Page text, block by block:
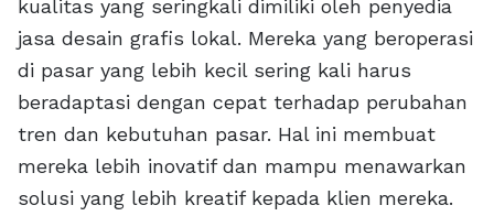
kualitas yang seringkali dimiliki oleh penyedia
jasa desain grafis lokal. Mereka yang beroperasi
di pasar yang lebih kecil sering kali harus
beradaptasi dengan cepat terhadap perubahan
tren dan kebutuhan pasar. Hal ini membuat
mereka lebih inovatif dan mampu menawarkan
solusi yang lebih kreatif kepada klien mereka.